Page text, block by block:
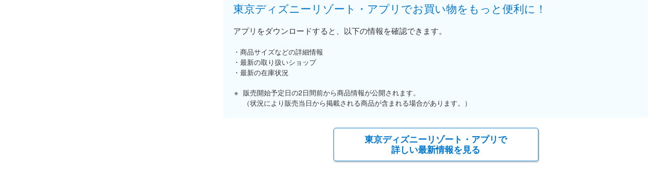
東京ディズニーリゾート・アプリでお買い物をもっと便利に！
アプリをダウンロードすると、以下の情報を確認できます。
商品サイズなどの詳細情報
最新の取り扱いショップ
最新の在庫状況
販売開始予定日の2日間前から商品情報が公開されます。
（状況により販売当日から掲載される商品が含まれる場合があります。）
東京ディズニーリゾート・アプリで
詳しい最新情報を見る